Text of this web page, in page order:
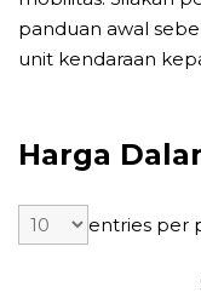
panduan awal
unit kendaraan
Harga
entries per